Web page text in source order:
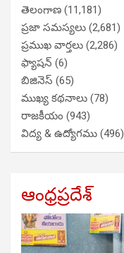
తెలంగాణ (11,181)
ప్రజా సమస్యలు (2,681)
ప్రముఖ వార్తలు (2,286)
ఫ్యాషన్ (6)
బిజినెస్ (65)
ముఖ్య కథనాలు (78)
రాజకీయం (943)
విద్య & ఉద్యోగము (496)
ఆంధ్రప్రదేశ్